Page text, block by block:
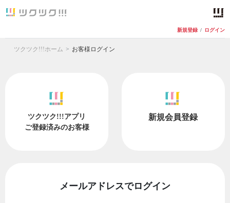
新規登録 / ログイン
ツクツク!!!ホーム お客様ログイン
ツクツク!!!アプリ
ご登録済みのお客様
新規会員登録
メールアドレスでログイン